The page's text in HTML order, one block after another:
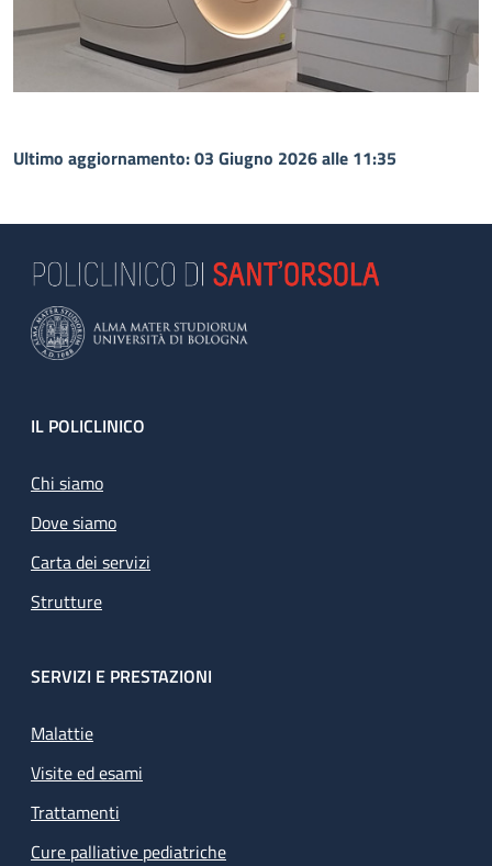
Ultimo aggiornamento: 03 Giugno 2026 alle 11:35
Footer
IL POLICLINICO
Chi siamo
Dove siamo
Carta dei servizi
Strutture
SERVIZI E PRESTAZIONI
Malattie
Visite ed esami
Trattamenti
Cure palliative pediatriche